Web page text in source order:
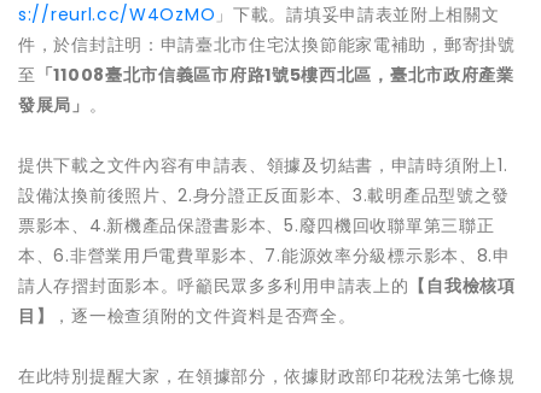
s://reurl.cc/W4OzMO」下載。請填妥申請表並附上相關文
件，於信封註明：申請臺北市住宅汰換節能家電補助，郵寄掛號
至 「11008臺北市信義區市府路1號5樓西北區，臺北市政府產業
發展局」 。
提供下載之文件內容有申請表、領據及切結書，申請時須附上1.
設備汰換前後照片、2.身分證正反面影本、3.載明產品型號之發
票影本、4.新機產品保證書影本、5.廢四機回收聯單第三聯正
本、6.非營業用戶電費單影本、7.能源效率分級標示影本、8.申
請人存摺封面影本。呼籲民眾多多利用申請表上的 【自我檢核項
目】
，逐一檢查須附的文件資料是否齊全。
在此特別提醒大家，在領據部分，依據財政部印花稅法第七條規